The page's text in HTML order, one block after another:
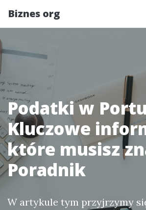
Biznes org
Podatki w
Kluczowe
które musisz
Poradnik
W artykule tym przyjrzymy